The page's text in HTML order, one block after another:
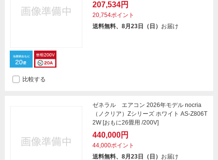
207,534円
20,754ポイント
送料無料、8月23日（日） お届け
比較する
ゼネラル エアコン 2026年モデル nocria
（ノクリア）Zシリーズ ホワイト AS-Z806T
2W [おもに26畳用 /200V]
440,000円
44,000ポイント
送料無料、8月23日（日） お届け